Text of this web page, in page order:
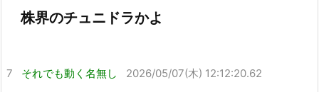
株界のチュニドラかよ
7 それでも動く名無し 2026/05/07(木) 12:12:20.62